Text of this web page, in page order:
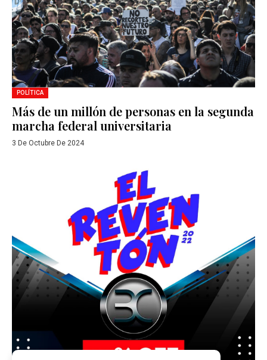
POLÍTICA
Más de un millón de personas en la segunda
marcha federal universitaria
3 De Octubre De 2024